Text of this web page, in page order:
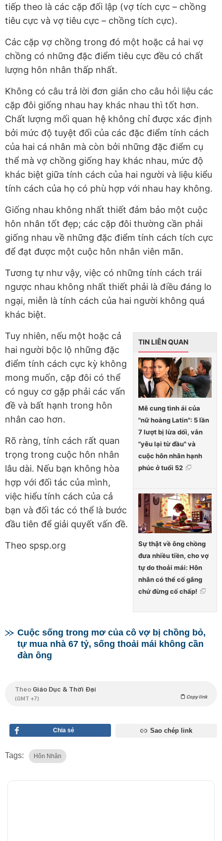
tiếp theo là các cặp đối lập (vợ tích cực – chồng
tiêu cực và vợ tiêu cực – chồng tích cực).
Các cặp vợ chồng trong đó một hoặc cả hai vợ
chồng có những đặc điểm tiêu cực đều có chất
lượng hôn nhân thấp nhất.
Không có câu trả lời đơn giản cho câu hỏi liệu các
cặp đôi giống nhau hay khác nhau thì tốt hơn.
Chất lượng mối quan hệ không chỉ được xác định
bởi mức độ tuyệt đối của các đặc điểm tính cách
của hai cá nhân mà còn bởi những đặc điểm cụ
thể mà vợ chồng giống hay khác nhau, mức độ
khác biệt giữa tính cách của hai người và liệu kiểu
tính cách của họ có phù hợp với nhau hay không.
Giống nhau không nhất thiết đảm bảo một cuộc
hôn nhân tốt đẹp; các cặp đôi thường cần phải
giống nhau về những đặc điểm tính cách tích cực
để đạt được một cuộc hôn nhân viên mãn.
Tương tự như vậy, việc có những tính cách trái
ngược nhau không nhất thiết phải là điều đáng lo
ngại, miễn là tính cách của hai người không quá
khác biệt.
TIN LIÊN QUAN
Mê cung tình ái của
"nữ hoàng Latin": 5 lần
7 lượt bị lừa dối, vẫn
"yêu lại từ đầu" và
cuộc hôn nhân hạnh
phúc ở tuổi 52
Sự thật về ông chồng
đưa nhiều tiền, cho vợ
tự do thoải mái: Hôn
nhân có thể cố gắng
chứ đừng cố chấp!
Tuy nhiên, nếu một hoặc cả
hai người bộc lộ những đặc
điểm tính cách cực kỳ không
mong muốn, cặp đôi có thể
có nguy cơ gặp phải các vấn
đề và bất hạnh trong hôn
nhân cao hơn.
Rõ ràng, tính cách rất quan
trọng trong cuộc hôn nhân
lâu dài. Nếu bạn không hòa
hợp với đối tác của mình,
việc hiểu tính cách của cả
bạn và đối tác có thể là bước
đầu tiên để giải quyết vấn đề.
Theo spsp.org
Cuộc sống trong mơ của cô vợ bị chồng bỏ,
tự mua nhà 67 tỷ, sống thoải mái không cần
đàn ông
Theo Giáo Dục & Thời Đại
(GMT +7) Copy link
Chia sẻ Sao chép link
Tags: Hôn Nhân